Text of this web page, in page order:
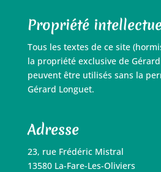
Propriété
Tous les textes de ce site
la propriété exclusive de
peuvent être utilisés sans la
Gérard Longuet.
Adresse
23, rue Frédéric Mistral
13580 La-Fare-Les-Oliviers